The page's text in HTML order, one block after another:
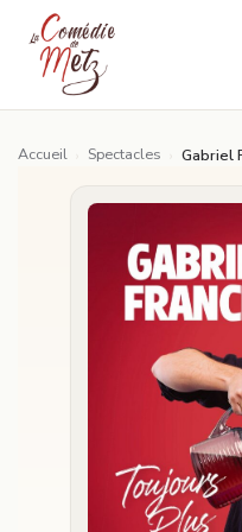
Passer au contenu
Accueil Spectacles